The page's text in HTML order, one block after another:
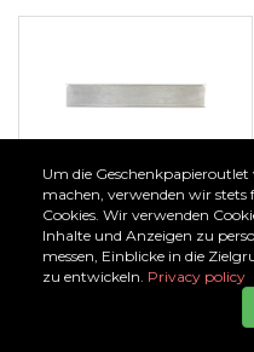
Ab€ 1,00
Organzaband silber
Um die Geschenkpapieroutlet
machen, verwenden wir
Cookies. Wir verwenden
Inhalte und Anzeigen zu
messen, Einblicke in die
zu entwickeln. Privacy policy